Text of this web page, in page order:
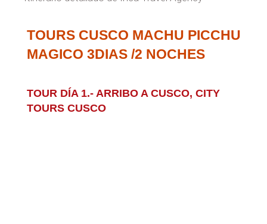
TOURS CUSCO MACHU PICCHU
MAGICO 3DIAS /2 NOCHES
TOUR DÍA 1.- ARRIBO A CUSCO, CITY
TOURS CUSCO